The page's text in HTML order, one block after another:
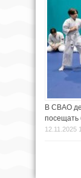
В СВАО
посещать
12.11.2025